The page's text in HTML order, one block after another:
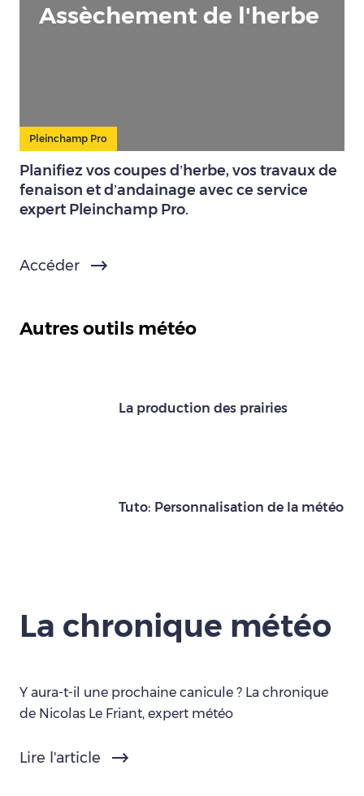
Assèchement de l'herbe
Pleinchamp Pro
Planifiez vos coupes d’herbe, vos travaux de
fenaison et d’andainage avec ce service
expert Pleinchamp Pro.
Accéder
Autres outils météo
La production des prairies
Tuto: Personnalisation de la météo
La chronique météo
Y aura-t-il une prochaine canicule ? La chronique
de Nicolas Le Friant, expert météo
Lire l'article